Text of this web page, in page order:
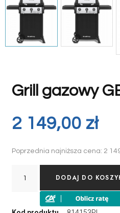
Grill gazowy
2 149,00 zł
Poprzednia najniższa cena: 2
DODAJ DO